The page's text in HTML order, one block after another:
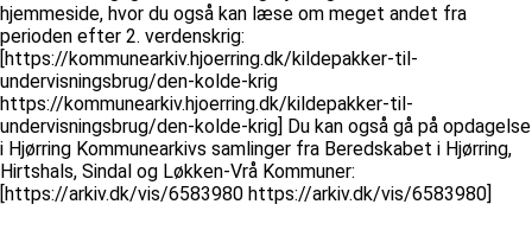
hjemmeside, hvor du også kan læse om meget andet fra
perioden efter 2. verdenskrig:
[https://kommunearkiv.hjoerring.dk/kildepakker-til-
undervisningsbrug/den-kolde-krig
https://kommunearkiv.hjoerring.dk/kildepakker-til-
undervisningsbrug/den-kolde-krig] Du kan også gå på opdagelse
i Hjørring Kommunearkivs samlinger fra Beredskabet i Hjørring,
Hirtshals, Sindal og Løkken-Vrå Kommuner:
[https://arkiv.dk/vis/6583980 https://arkiv.dk/vis/6583980]